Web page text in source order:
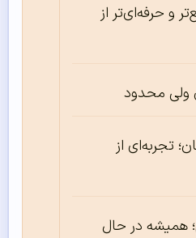
و حرفه‌ای‌تر از
تجربه‌ای از
همیشه در حال